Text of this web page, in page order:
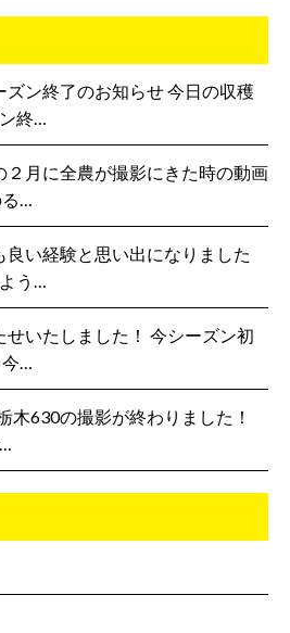
ン終了のお知らせ 今日の収穫
終…
２月に全農が撮影にきた時の動画
る…
い経験と思い出になりました
う…
いたしました！ 今シーズン初
今…
木630の撮影が終わりました！